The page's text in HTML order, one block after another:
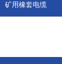
矿用橡套电缆